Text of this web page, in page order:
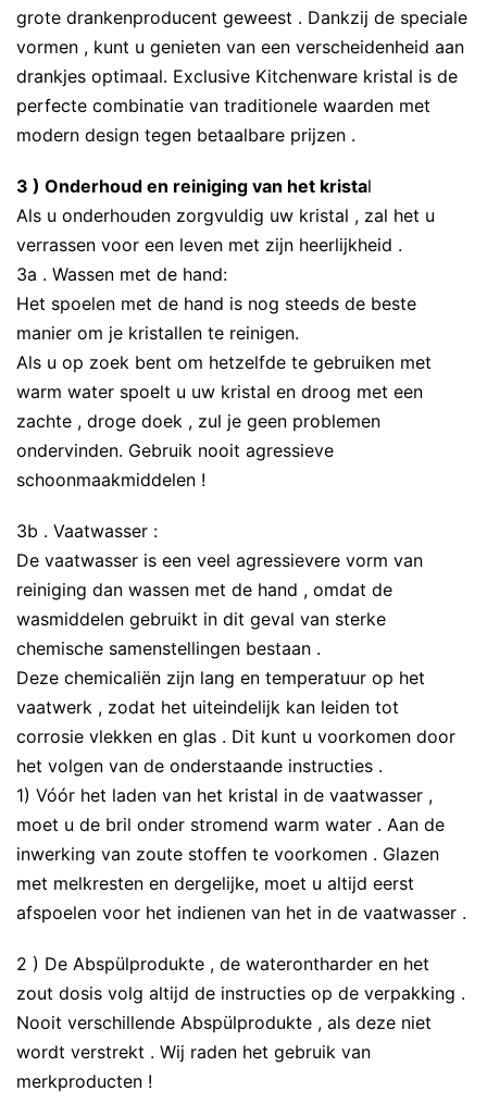
grote drankenproducent geweest . Dankzij de speciale
vormen , kunt u genieten van een verscheidenheid aan
drankjes optimaal. Exclusive Kitchenware kristal is de
perfecte combinatie van traditionele waarden met
modern design tegen betaalbare prijzen .
3 ) Onderhoud en reiniging van het kristal
Als u onderhouden zorgvuldig uw kristal , zal het u
verrassen voor een leven met zijn heerlijkheid .
3a . Wassen met de hand:
Het spoelen met de hand is nog steeds de beste
manier om je kristallen te reinigen.
Als u op zoek bent om hetzelfde te gebruiken met
warm water spoelt u uw kristal en droog met een
zachte , droge doek , zul je geen problemen
ondervinden. Gebruik nooit agressieve
schoonmaakmiddelen !
3b . Vaatwasser :
De vaatwasser is een veel agressievere vorm van
reiniging dan wassen met de hand , omdat de
wasmiddelen gebruikt in dit geval van sterke
chemische samenstellingen bestaan ​​.
Deze chemicaliën zijn lang en temperatuur op het
vaatwerk , zodat het uiteindelijk kan leiden tot
corrosie vlekken en glas . Dit kunt u voorkomen door
het volgen van de onderstaande instructies .
1) Vóór het laden van het kristal in de vaatwasser ,
moet u de bril onder stromend warm water . Aan de
inwerking van zoute stoffen te voorkomen . Glazen
met melkresten en dergelijke, moet u altijd eerst
afspoelen voor het indienen van het in de vaatwasser .
2 ) De Abspülprodukte , de waterontharder en het
zout dosis volg altijd de instructies op de verpakking .
Nooit verschillende Abspülprodukte , als deze niet
wordt verstrekt . Wij raden het gebruik van
merkproducten !